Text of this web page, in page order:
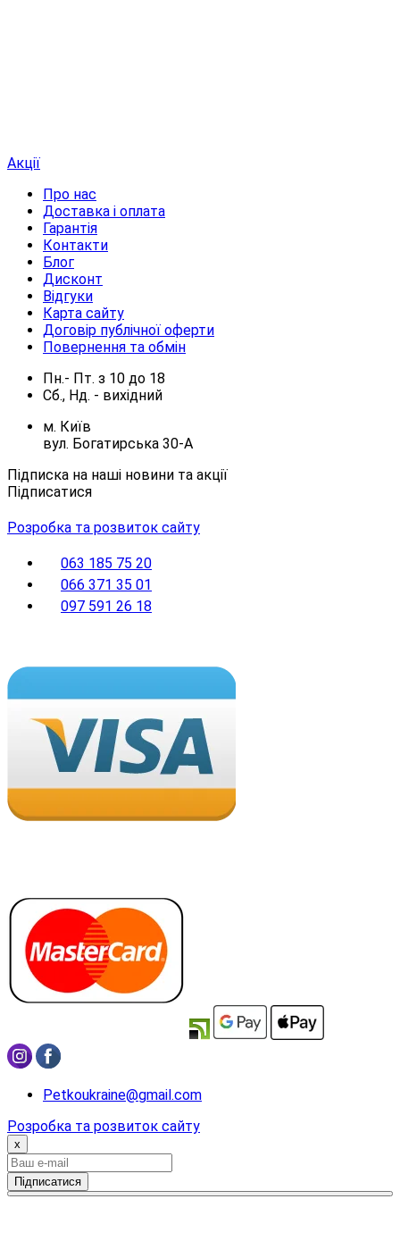
Акції
Про нас
Доставка і оплата
Гарантія
Контакти
Блог
Дисконт
Відгуки
Карта сайту
Договір публічної оферти
Повернення та обмін
Пн.- Пт. з 10 до 18
Сб., Нд. - вихідний
м. Київ
вул. Богатирська 30-А
Підписка на наші новини та акції
Підписатися
Розробка та розвиток сайту
063 185 75 20
066 371 35 01
097 591 26 18
Petkoukraine@gmail.com
Розробка та розвиток сайту
x